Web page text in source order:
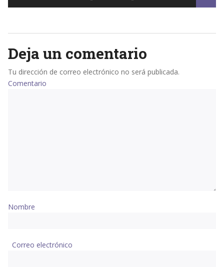
navigation
Deja un comentario
Tu dirección de correo electrónico no será publicada.
Comentario
Nombre
Correo electrónico